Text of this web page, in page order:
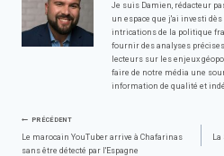
Je suis Damien, rédacteur
un espace que j'ai investi
intrications de la politique
fournir des analyses
lecteurs sur les enjeux
faire de notre média une
information de qualité et
Navigation
PRÉCÉDENT
Le marocain YouTuber arrive à Chafarinas
sans être détecté par l'Espagne